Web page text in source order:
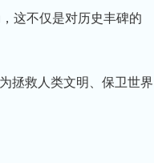
这不仅是对历史丰碑的
拯救人类文明、保卫世界